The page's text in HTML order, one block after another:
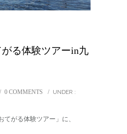
る体験ツアーin九
/ 0 COMMENTS / UNDER :
てがる体験ツアー」に、